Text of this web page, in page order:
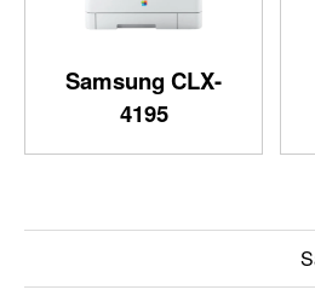
Samsung CLX-
4195